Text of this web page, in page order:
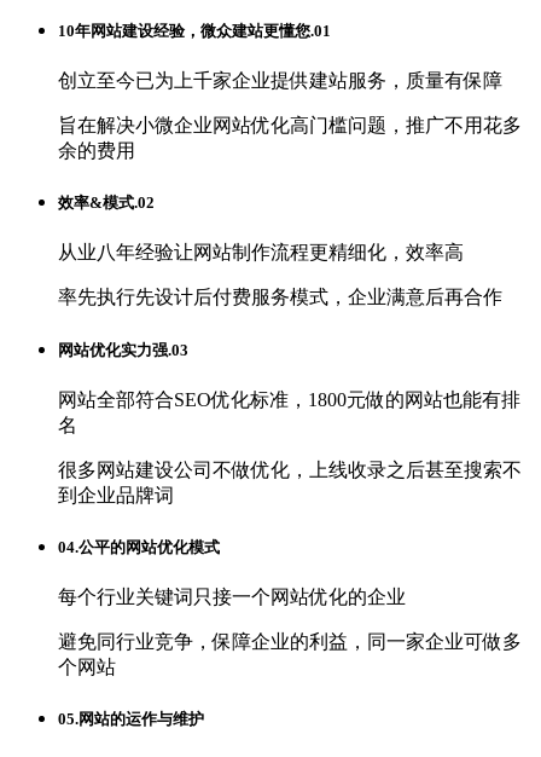
10年网站建设经验，微众建站更懂您.01
创立至今已为上千家企业提供建站服务，质量有保障
旨在解决小微企业网站优化高门槛问题，推广不用花多
余的费用
效率&模式.02
从业八年经验让网站制作流程更精细化，效率高
率先执行先设计后付费服务模式，企业满意后再合作
网站优化实力强.03
网站全部符合SEO优化标准，1800元做的网站也能有排
名
很多网站建设公司不做优化，上线收录之后甚至搜索不
到企业品牌词
04.公平的网站优化模式
每个行业关键词只接一个网站优化的企业
避免同行业竞争，保障企业的利益，同一家企业可做多
个网站
05.网站的运作与维护